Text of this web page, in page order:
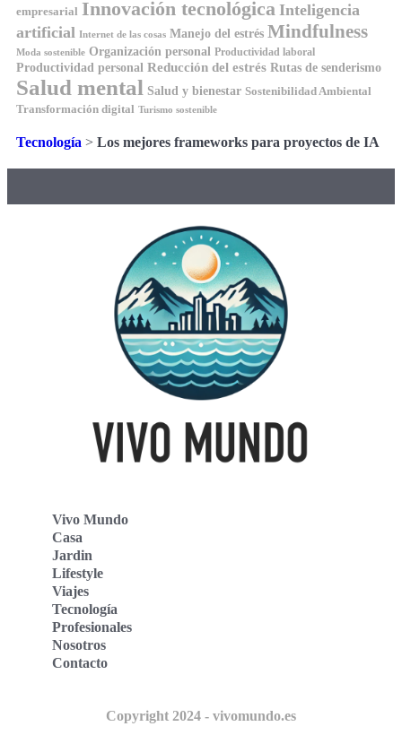
empresarial Innovación tecnológica Inteligencia
artificial Internet de las cosas Manejo del estrés Mindfulness
Moda sostenible Organización personal Productividad laboral
Productividad personal Reducción del estrés Rutas de senderismo
Salud mental Salud y bienestar Sostenibilidad Ambiental
Transformación digital
Turismo sostenible
Tecnología > Los mejores frameworks para proyectos de IA
Vivo Mundo
Casa
Jardin
Lifestyle
Viajes
Tecnología
Profesionales
Nosotros
Contacto
Copyright 2024 - vivomundo.es